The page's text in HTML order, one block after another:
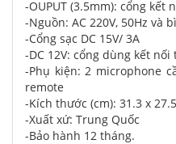
-OUPUT (3.5mm): cổng kết
-Nguồn: AC 220V, 50Hz và
-Cổng sạc DC 15V/ 3A
-DC 12V: cổng dùng kết
-Phụ kiện: 2 microphone
remote
-Kích thước (cm): 31.3 x
-Xuất xứ: Trung Quốc
-Bảo hành 12 tháng.